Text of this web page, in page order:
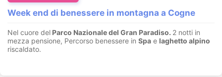
Week end di benessere in montagna a Cogne
Nel cuore del Parco Nazionale del Gran Paradiso. 2 notti in
mezza pensione, Percorso benessere in Spa e laghetto alpino
riscaldato.